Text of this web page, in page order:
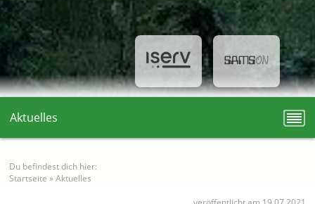
Aktuelles
Du befindest dich hier:
Startseite »Aktuelles